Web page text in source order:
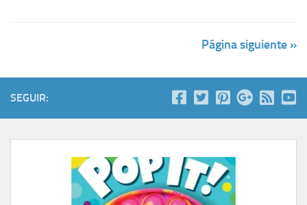
Página siguiente »
SEGUIR: